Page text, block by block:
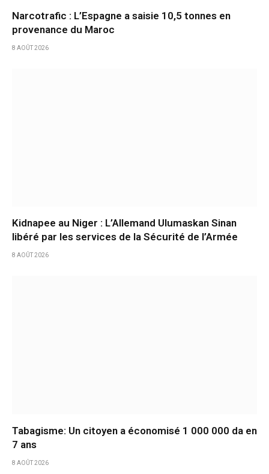
Narcotrafic : L’Espagne a saisie 10,5 tonnes en
provenance du Maroc
8 AOÛT 2026
Kidnapee au Niger : L’Allemand Ulumaskan Sinan
libéré par les services de la Sécurité de l’Armée
8 AOÛT 2026
Tabagisme: Un citoyen a économisé 1 000 000 da en
7 ans
8 AOÛT 2026